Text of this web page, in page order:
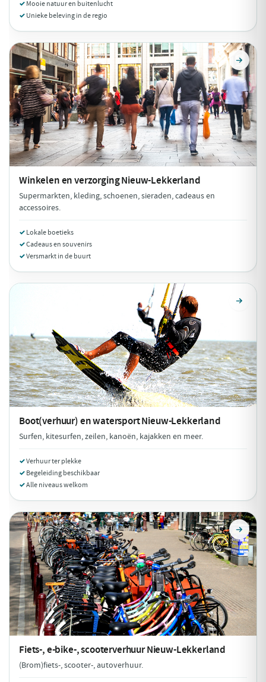
Mooie natuur en buitenlucht
Unieke beleving in de regio
Winkelen en verzorgingNieuw-Lekkerland
Supermarkten, kleding, schoenen, sieraden, cadeaus en
accessoires.
Lokale boetieks
Cadeaus en souvenirs
Versmarkt in de buurt
Boot(verhuur) en watersportNieuw-Lekkerland
Surfen, kitesurfen, zeilen, kanoën, kajakken en meer.
Verhuur ter plekke
Begeleiding beschikbaar
Alle niveaus welkom
Fiets-, e-bike-, scooterverhuurNieuw-Lekkerland
(Brom)fiets-, scooter-, autoverhuur.